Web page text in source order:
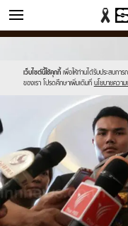
ข่าว
เว็บไซต์นี้ใช้คุกกี้ เพื่อให้ท่านได้รับประสบกา
ของเรา โปรดศึกษาเพิ่มเติมที่ นโยบายควา
sanook.png